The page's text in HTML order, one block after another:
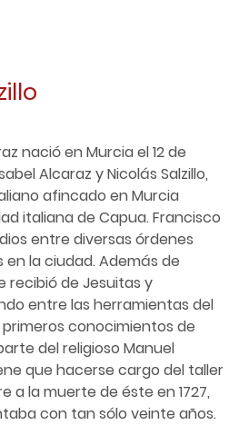
nació en Murcia el 12 de
Alcaraz y Nicolás Salzillo,
afincado en Murcia
italiana de Capua. Francisco
entre diversas órdenes
la ciudad. Además de
recibió de Jesuitas y
entre las herramientas del
primeros conocimientos de
del religioso Manuel
que hacerse cargo del taller
a la muerte de éste en 1727,
con tan sólo veinte años.